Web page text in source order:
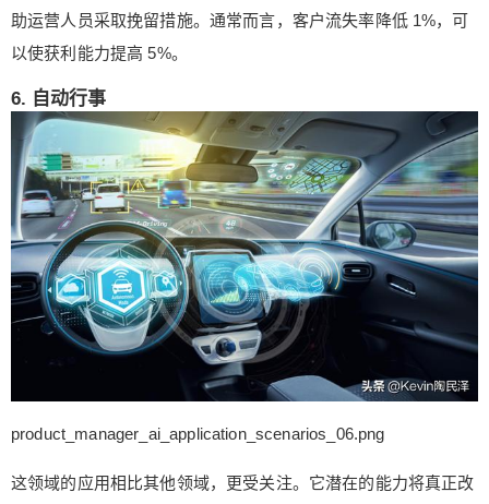
助运营人员采取挽留措施。通常而言，客户流失率降低 1%，可
以使获利能力提高 5%。
6. 自动行事
product_manager_ai_application_scenarios_06.png
这领域的应用相比其他领域，更受关注。它潜在的能力将真正改